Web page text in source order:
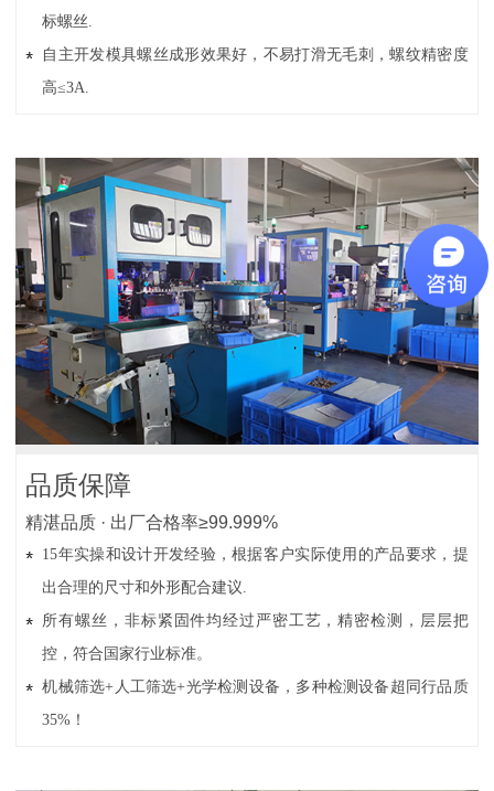
标螺丝.
自主开发模具螺丝成形效果好，不易打滑无毛刺，螺纹精密度
高≤3A.
品质保障
精湛品质 · 出厂合格率≥99.999%
15年实操和设计开发经验，根据客户实际使用的产品要求，提
出合理的尺寸和外形配合建议.
所有螺丝，非标紧固件均经过严密工艺，精密检测，层层把
控，符合国家行业标准。
机械筛选+人工筛选+光学检测设备，多种检测设备超同行品质
35%！